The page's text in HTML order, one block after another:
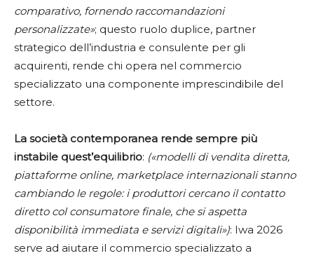
comparativo, fornendo raccomandazioni
personalizzate»; questo ruolo duplice, partner
strategico dell’industria e consulente per gli
acquirenti, rende chi opera nel commercio
specializzato una componente imprescindibile del
settore.
La società contemporanea rende sempre più
instabile quest’equilibrio: («modelli di vendita diretta,
piattaforme online, marketplace internazionali stanno
cambiando le regole: i produttori cercano il contatto
diretto col consumatore finale, che si aspetta
disponibilità immediata e servizi digitali»): Iwa 2026
serve ad aiutare il commercio specializzato a